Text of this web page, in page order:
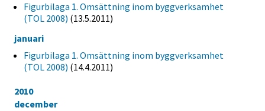
Figurbilaga 1. Omsättning inom byggverksamhet
(TOL 2008) (13.5.2011)
januari
Figurbilaga 1. Omsättning inom byggverksamhet
(TOL 2008) (14.4.2011)
2010
december